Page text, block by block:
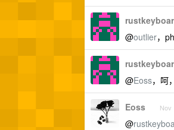
@outlier，
@Eoss，呵
Eoss Nov
@